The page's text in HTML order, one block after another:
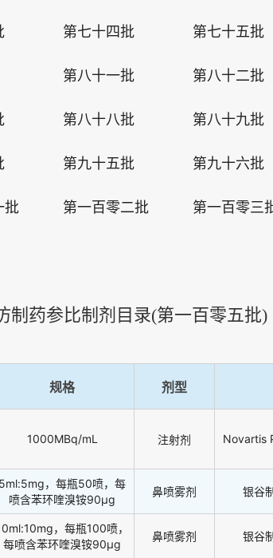
第七十四批 第七十五批
第八十一批 第八十二批
第八十八批 第八十九批
第九十五批 第九十六批
批 第一百零二批 第一百零三
制药参比制剂目录(第一百零五批)
规格 剂型
1000MBq/mL 注射剂 Novartis
5ml:5mg，每瓶50喷，每
喷含苯环喹溴铵90μg
鼻喷雾剂 银谷
，每瓶100喷，
每喷含苯环喹溴铵90μg
鼻喷雾剂 银谷